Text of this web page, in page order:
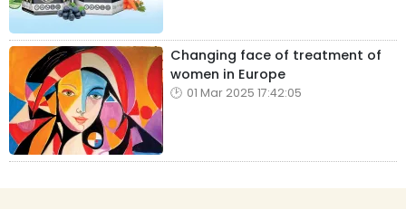
Changing face of treatment of
women in Europe
01 Mar 2025 17:42:05